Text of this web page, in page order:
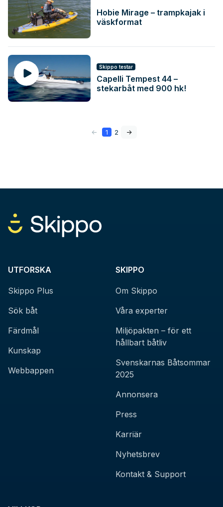
Hobie Mirage – trampkajak i
väskformat
Skippo testar
Capelli Tempest 44 –
stekarbåt med 900 hk!
<- 1 2 ->
UTFORSKA
Skippo Plus
Sök båt
Färdmål
Kunskap
Webbappen
SKIPPO
Om Skippo
Våra experter
Miljöpakten – för ett
hållbart båtliv
Svenskarnas Båtsommar
2025
Annonsera
Press
Karriär
Nyhetsbrev
Kontakt & Support